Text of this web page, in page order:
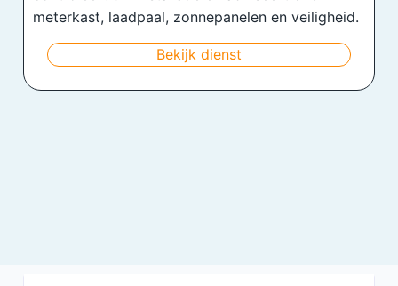
meterkast, laadpaal, zonnepanelen en veiligheid.
Bekijk dienst